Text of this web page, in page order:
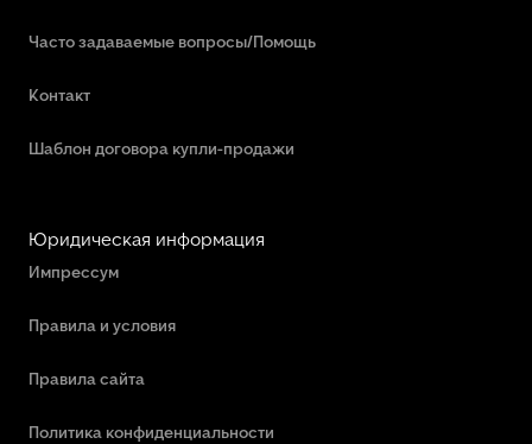
Часто задаваемые вопросы/Помощь
Контакт
Шаблон договора купли-продажи
Юридическая информация
Импрессум
Правила и условия
Правила сайта
Политика конфиденциальности